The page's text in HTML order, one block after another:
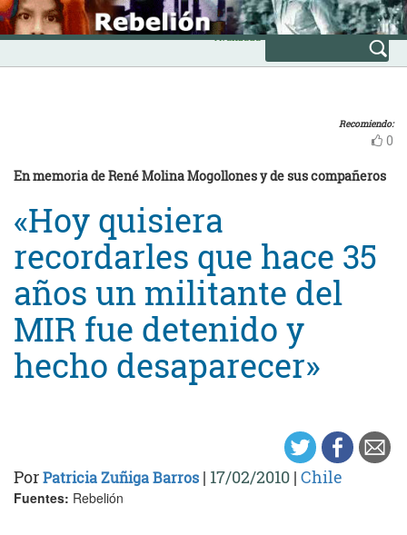
Skip
to
content
INICIO
Avanzada
Recomiendo:
0
En memoria de René Molina Mogollones y de sus compañeros
«Hoy quisiera
recordarles que hace 35
años un militante del
MIR fue detenido y
hecho desaparecer»
PorPatricia Zuñiga Barros | 17/02/2010 | Chile
Fuentes: Rebelión